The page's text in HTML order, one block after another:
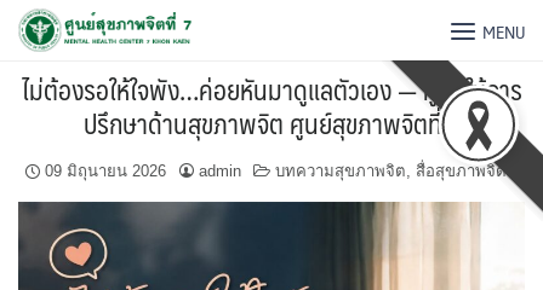
MENU
ไม่ต้องรอให้ใจพัง…ค่อยหันมาดูแลตัวเอง — ศูนย์ให้การ
ปรึกษาด้านสุขภาพจิต ศูนย์สุขภาพจิตที่ 7
09 มิถุนายน 2026 admin บทความสุขภาพจิต, สื่อสุขภาพจิต